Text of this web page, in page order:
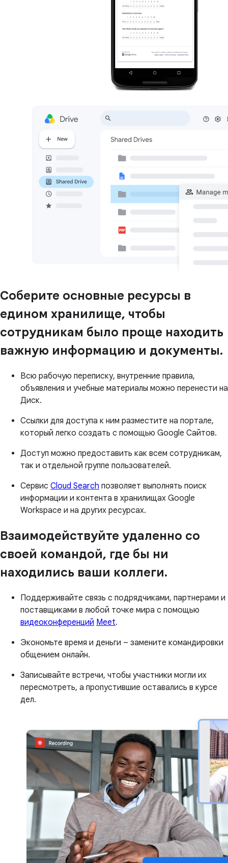
Соберите основные ресурсы в
едином хранилище, чтобы
сотрудникам было проще находить
важную информацию и документы.
Всю рабочую переписку, внутренние правила,
объявления и учебные материалы можно перенести на
Диск.
Ссылки для доступа к ним разместите на портале,
который легко создать с помощью Google Сайтов.
Доступ можно предоставить как всем сотрудникам,
так и отдельной группе пользователей.
Сервис Cloud Search позволяет выполнять поиск
информации и контента в хранилищах Google
Workspace и на других ресурсах.
Взаимодействуйте удаленно со
своей командой, где бы ни
находились ваши коллеги.
Поддерживайте связь с подрядчиками, партнерами и
поставщиками в любой точке мира с помощью
видеоконференций Meet.
Экономьте время и деньги – замените командировки
общением онлайн.
Записывайте встречи, чтобы участники могли их
пересмотреть, а пропустившие оставались в курсе
дел.